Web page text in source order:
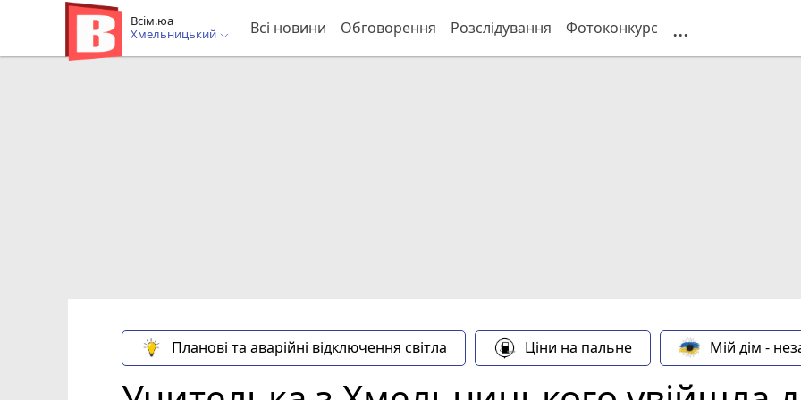
Всім.юа
Хмельницький
Всі новини Обговорення Розслідування Фотоконкурс ...
Планові та аварійні відключення світла Ціни на пальне Мій дім -